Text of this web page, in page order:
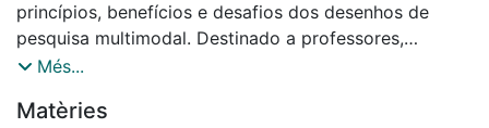
princípios, benefícios e desafios dos desenhos de
pesquisa multimodal. Destinado a professores,
estudantes e bibliotecários, o material explica como
com ilustrações sobre etapas, aplicações e contexto
Més...
Matèries